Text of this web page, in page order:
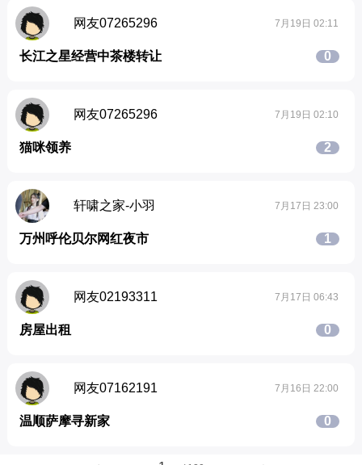
网友07265296 7月19日 02:11
长江之星经营中茶楼转让 0
网友07265296 7月19日 02:10
猫咪领养 2
轩啸之家-小羽 7月17日 23:00
万州呼伦贝尔网红夜市 1
网友02193311 7月17日 06:43
房屋出租 0
网友07162191 7月16日 22:00
温顺萨摩寻新家 0